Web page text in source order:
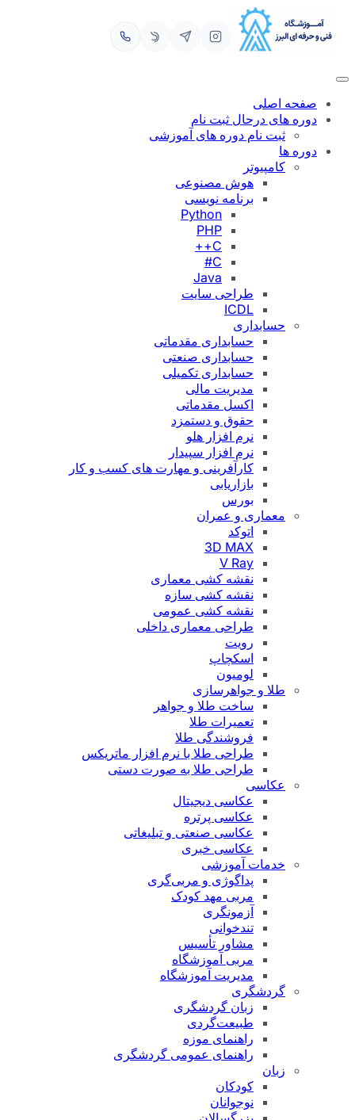
محتوا
صفحه اصلی
دوره های درحال ثبت نام
ثبت نام دوره های آموزشی
دوره ها
کامپیوتر
هوش مصنوعی
برنامه نویسی
Python
PHP
C++
C#
Java
طراحی سایت
ICDL
حسابداری
حسابداری مقدماتی
حسابداری صنعتی
حسابداری تکمیلی
مدیریت مالی
اکسل مقدماتی
حقوق و دستمزد
نرم افزار هلو
نرم افزار سپیدار
کارآفرینی و مهارت های کسب و کار
بازاریابی
بورس
معماری و عمران
اتوکد
3D MAX
V Ray
نقشه کشی معماری
نقشه کشی سازه
نقشه کشی عمومی
طراحی معماری داخلی
رویت
اسکچاپ
لومیون
طلا و جواهرسازی
ساخت طلا و جواهر
تعمیرات طلا
فروشندگی طلا
طراحی طلا با نرم افزار ماتریکس
طراحی طلا به صورت دستی
عکاسی
عکاسی دیجیتال
عکاسی پرتره
عکاسی صنعتی و تبلیغاتی
عکاسی خبری
خدمات آموزشی
پداگوژی و مربی‌گری
مربی مهد کودک
آزمونگری
تندخوانی
مشاور تأسیس
مربی آموزشگاه
مدیریت آموزشگاه
گردشگری
زبان گردشگری
طبیعت‌گردی
راهنمای موزه
راهنمای عمومی گردشگری
زبان
کودکان
نوجوانان